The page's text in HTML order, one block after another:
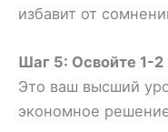
избавит от
Шаг 5: Освойте 1-2
Это ваш высший
экономное